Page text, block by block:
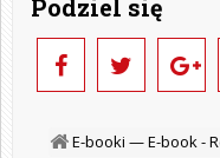
Podziel się
E-booki —E-book -